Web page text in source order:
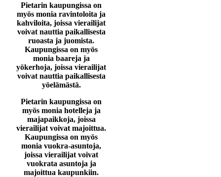
Pietarin kaupungissa on
myös monia ravintoloita ja
kahviloita, joissa vierailijat
voivat nauttia paikallisesta
ruoasta ja juomista.
Kaupungissa on myös
monia baareja ja
yökerhoja, joissa vierailijat
voivat nauttia paikallisesta
yöelämästä.
Pietarin kaupungissa on
myös monia hotelleja ja
majapaikkoja, joissa
vierailijat voivat majoittua.
Kaupungissa on myös
monia vuokra-asuntoja,
joissa vierailijat voivat
vuokrata asuntoja ja
majoittua kaupunkiin.